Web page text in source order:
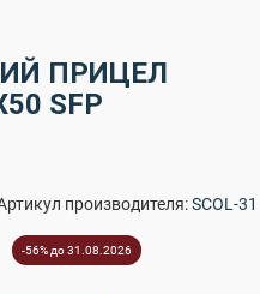
ПРИЦЕЛ
SFP
производителя:SCOL-31
-56% до 31.08.2026